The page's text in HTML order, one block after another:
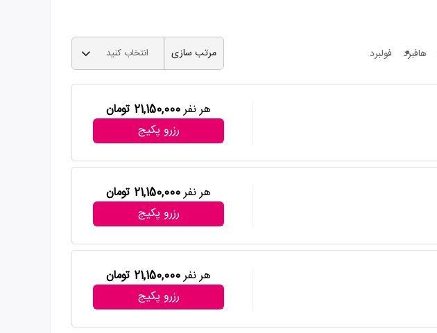
هافبرد فولبرد مرتب سازی انتخاب کنید
هر نفر21,150,000 تومان
رزرو پکیج
هر نفر21,150,000 تومان
رزرو پکیج
هر نفر21,150,000 تومان
رزرو پکیج